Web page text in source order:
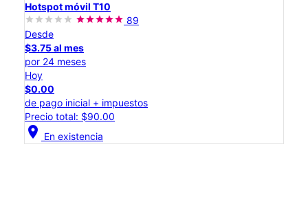
Hotspot móvil T10
89
Desde
$3.75 al mes
por 24 meses
Hoy
$0.00
de pago inicial + impuestos
Precio total: $90.00
location_on En existencia